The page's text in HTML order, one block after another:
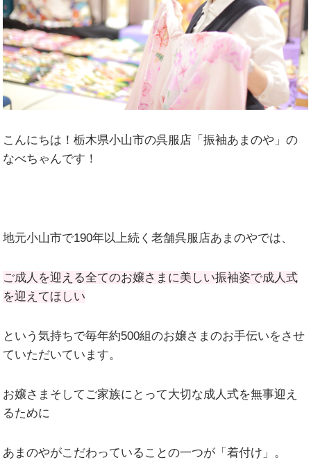
こんにちは！栃木県小山市の呉服店「振袖あまのや」の
なべちゃんです！
地元小山市で190年以上続く老舗呉服店あまのやでは、
ご成人を迎える全てのお嬢さまに美しい振袖姿で成人式
を迎えてほしい
という気持ちで毎年約500組のお嬢さまのお手伝いをさせ
ていただいています。
お嬢さまそしてご家族にとって大切な成人式を無事迎え
るために
あまのやがこだわっていることの一つが「着付け」。